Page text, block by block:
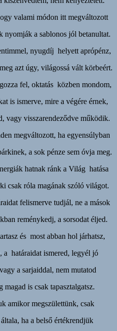
valami módon itt megváltozott
nyomják a sablonos jól betanultat.
nyugdíj helyett aprópénz,
azt úgy, világossá vált körbeért.
fel, oktatás közben mondom,
is ismerve, mire a végére érnek,
vagy visszarendeződve működik.
megváltozott, ha egyensúlyban
a sok pénze sem óvja meg.
hatnak ránk a Világ hatása
csak róla magának szóló világot.
felismerve tudjál, ne a mások
reménykedj, a sorsodat éljed.
és most abban hol járhatsz,
a határaidat ismered, legyél jó
a sarjaiddal, nem mutatod
is csak tapasztalgatsz.
amikor megszülettünk, csak
ha a belső értékrendjük